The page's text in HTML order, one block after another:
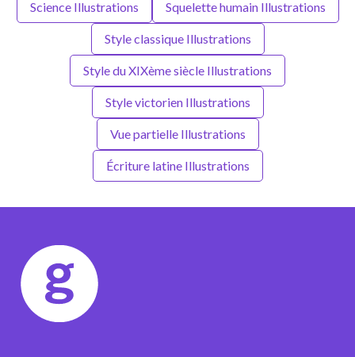
Science Illustrations Squelette humain Illustrations
Style classique Illustrations
Style du XIXème siècle Illustrations
Style victorien Illustrations
Vue partielle Illustrations
Écriture latine Illustrations